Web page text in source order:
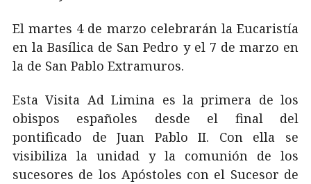
El martes 4 de marzo celebrarán la Eucaristía
en la Basílica de San Pedro y el 7 de marzo en
la de San Pablo Extramuros.
Esta Visita Ad Limina es la primera de los
obispos españoles desde el final del
pontificado de Juan Pablo II. Con ella se
visibiliza la unidad y la comunión de los
sucesores de los Apóstoles con el Sucesor de